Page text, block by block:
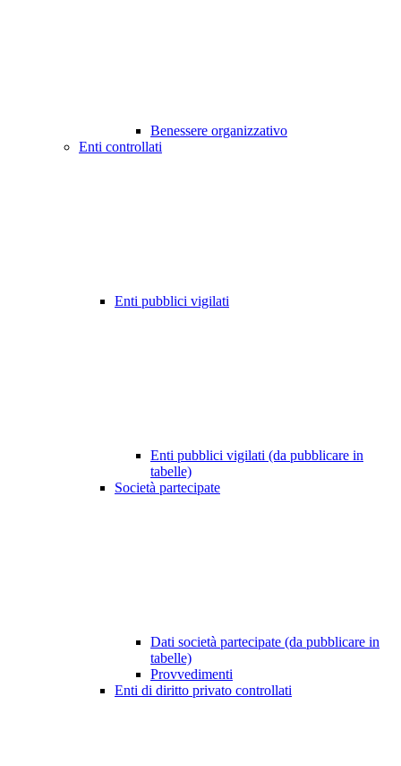
Benessere organizzativo
Enti controllati
Enti pubblici vigilati
Enti pubblici vigilati (da pubblicare in
tabelle)
Società partecipate
Dati società partecipate (da pubblicare in
tabelle)
Provvedimenti
Enti di diritto privato controllati